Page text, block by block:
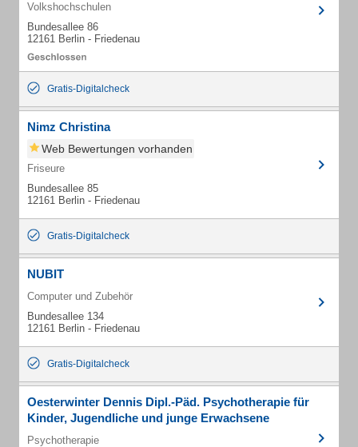
Volkshochschulen
Bundesallee 86
12161 Berlin - Friedenau
Gratis-Digitalcheck
Nimz Christina
Web Bewertungen vorhanden
Friseure
Bundesallee 85
12161 Berlin - Friedenau
Gratis-Digitalcheck
NUBIT
Computer und Zubehör
Bundesallee 134
12161 Berlin - Friedenau
Gratis-Digitalcheck
Oesterwinter Dennis Dipl.-Päd. Psychotherapie für
Kinder, Jugendliche und junge Erwachsene
Psychotherapie